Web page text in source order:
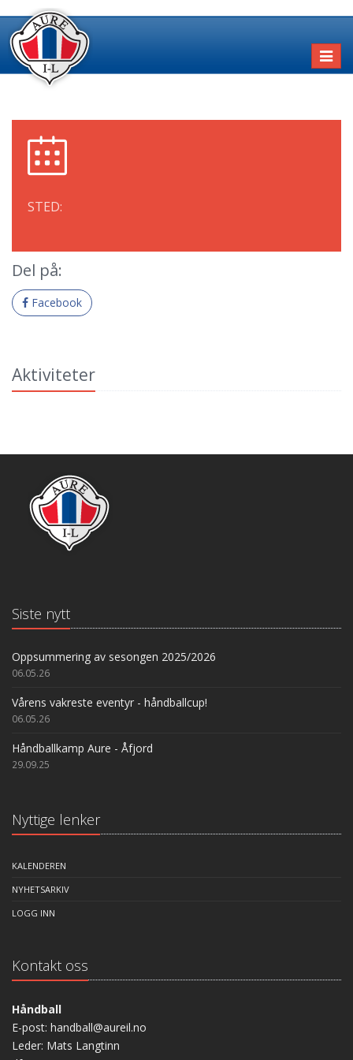
STED:
Del på:
Facebook
Aktiviteter
Siste nytt
Oppsummering av sesongen 2025/2026
06.05.26
Vårens vakreste eventyr - håndballcup!
06.05.26
Håndballkamp Aure - Åfjord
29.09.25
Nyttige lenker
KALENDEREN
NYHETSARKIV
LOGG INN
Kontakt oss
Håndball
E-post: handball@aureil.no
Leder: Mats Langtinn